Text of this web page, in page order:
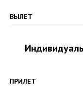
ВЫЛЕТ
ПРИЛЕТ